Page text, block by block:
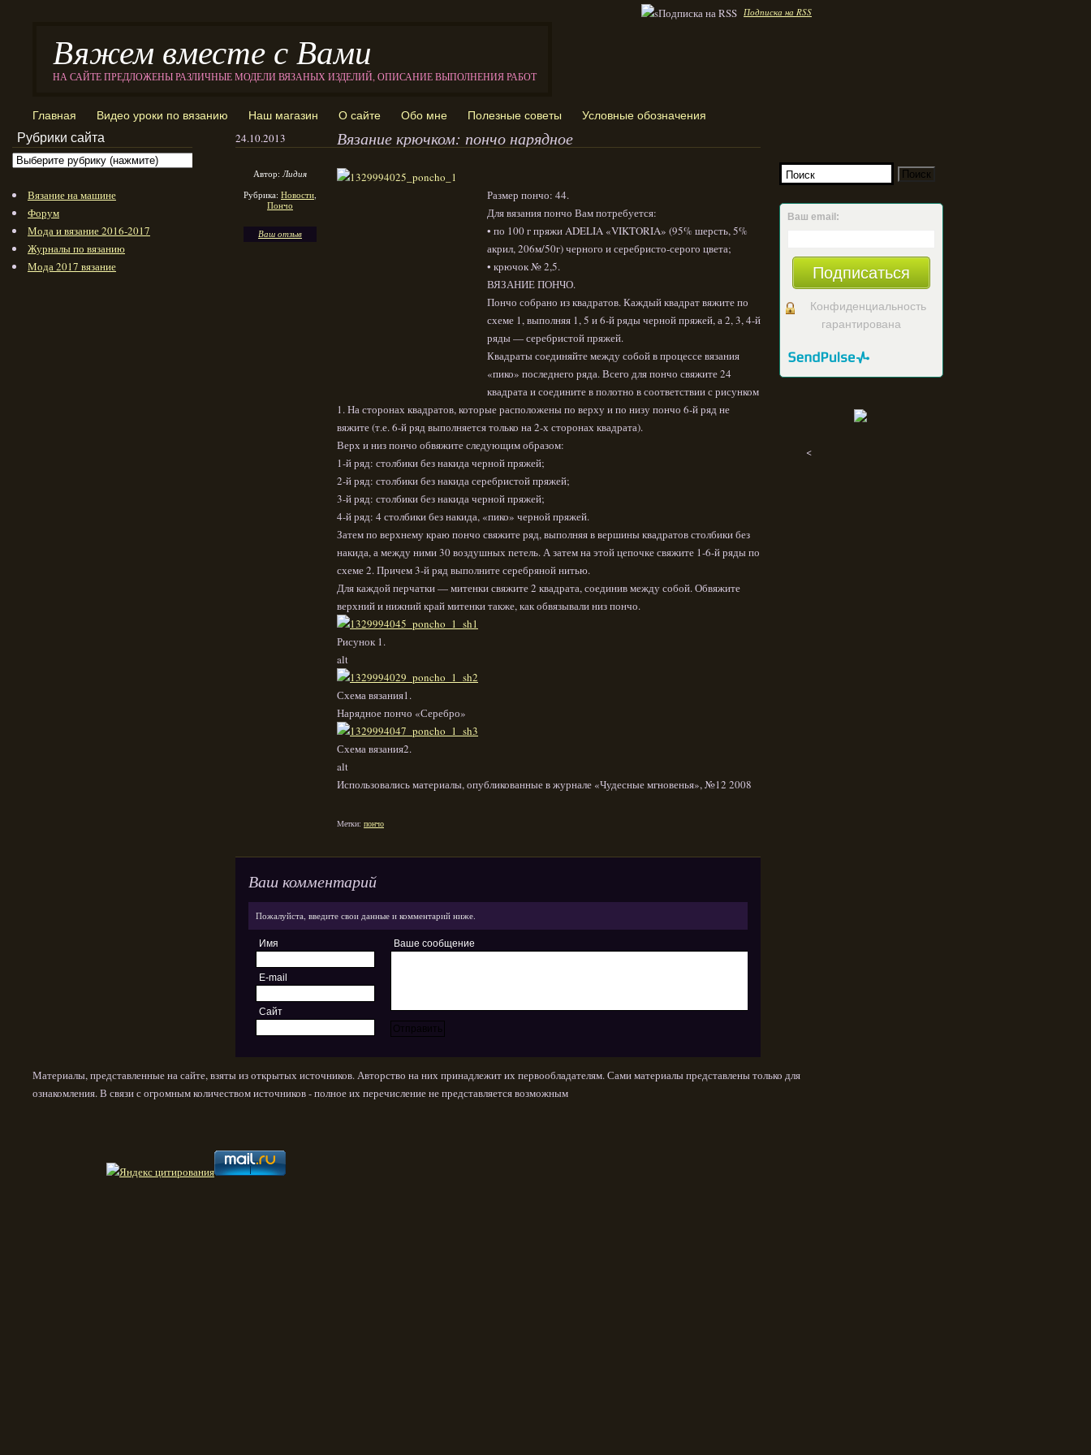
Подписка на RSS
Вяжем вместе с Вами
НА САЙТЕ ПРЕДЛОЖЕНЫ РАЗЛИЧНЫЕ МОДЕЛИ ВЯЗАНЫХ ИЗДЕЛИЙ, ОПИСАНИЕ ВЫПОЛНЕНИЯ РАБОТ
Главная Видео уроки по вязанию Наш магазин О сайте Обо мне Полезные советы Условные обозначения
24.10.2013 Вязание крючком: пончо нарядное
Автор:Лидия
Рубрика: Новости,
Пончо
Ваш отзыв
Размер пончо: 44.
Для вязания пончо Вам потребуется:
• по 100 г пряжи ADELIA «VIKTORIA» (95% шерсть, 5%
акрил, 206м/50г) черного и серебристо-серого цвета;
• крючок № 2,5.
ВЯЗАНИЕ ПОНЧО.
Пончо собрано из квадратов. Каждый квадрат вяжите по
схеме 1, выполняя 1, 5 и 6-й ряды черной пряжей, а 2, 3, 4-й
ряды — серебристой пряжей.
Квадраты соединяйте между собой в процессе вязания
«пико» последнего ряда. Всего для пончо свяжите 24
квадрата и соедините в полотно в соответствии с рисунком
1. На сторонах квадратов, которые расположены по верху и по низу пончо 6-й ряд не
вяжите (т.е. 6-й ряд выполняется только на 2-х сторонах квадрата).
Верх и низ пончо обвяжите следующим образом:
1-й ряд: столбики без накида черной пряжей;
2-й ряд: столбики без накида серебристой пряжей;
3-й ряд: столбики без накида черной пряжей;
4-й ряд: 4 столбики без накида, «пико» черной пряжей.
Затем по верхнему краю пончо свяжите ряд, выполняя в вершины квадратов столбики без
накида, а между ними 30 воздушных петель. А затем на этой цепочке свяжите 1-6-й ряды по
схеме 2. Причем 3-й ряд выполните серебряной нитью.
Для каждой перчатки — митенки свяжите 2 квадрата, соединив между собой. Обвяжите
верхний и нижний край митенки также, как обвязывали низ пончо.
Рисунок 1.
alt
Схема вязания1.
Нарядное пончо «Серебро»
Схема вязания2.
alt
Использовались материалы, опубликованные в журнале «Чудесные мгновенья», №12 2008
Метки: пончо
Ваш комментарий
Пожалуйста, введите свои данные и комментарий ниже.
Имя
E-mail
Сайт
Ваше сообщение
Ваш email:
Подписаться
Конфиденциальность
гарантирована
<
Рубрики сайта
Вязание на машине
Форум
Мода и вязание 2016-2017
Журналы по вязанию
Мода 2017 вязание
Материалы, представленные на сайте, взяты из открытых источников. Авторство на них принадлежит их первообладателям. Сами материалы представлены только для
ознакомления. В связи с огромным количеством источников - полное их перечисление не представляется возможным